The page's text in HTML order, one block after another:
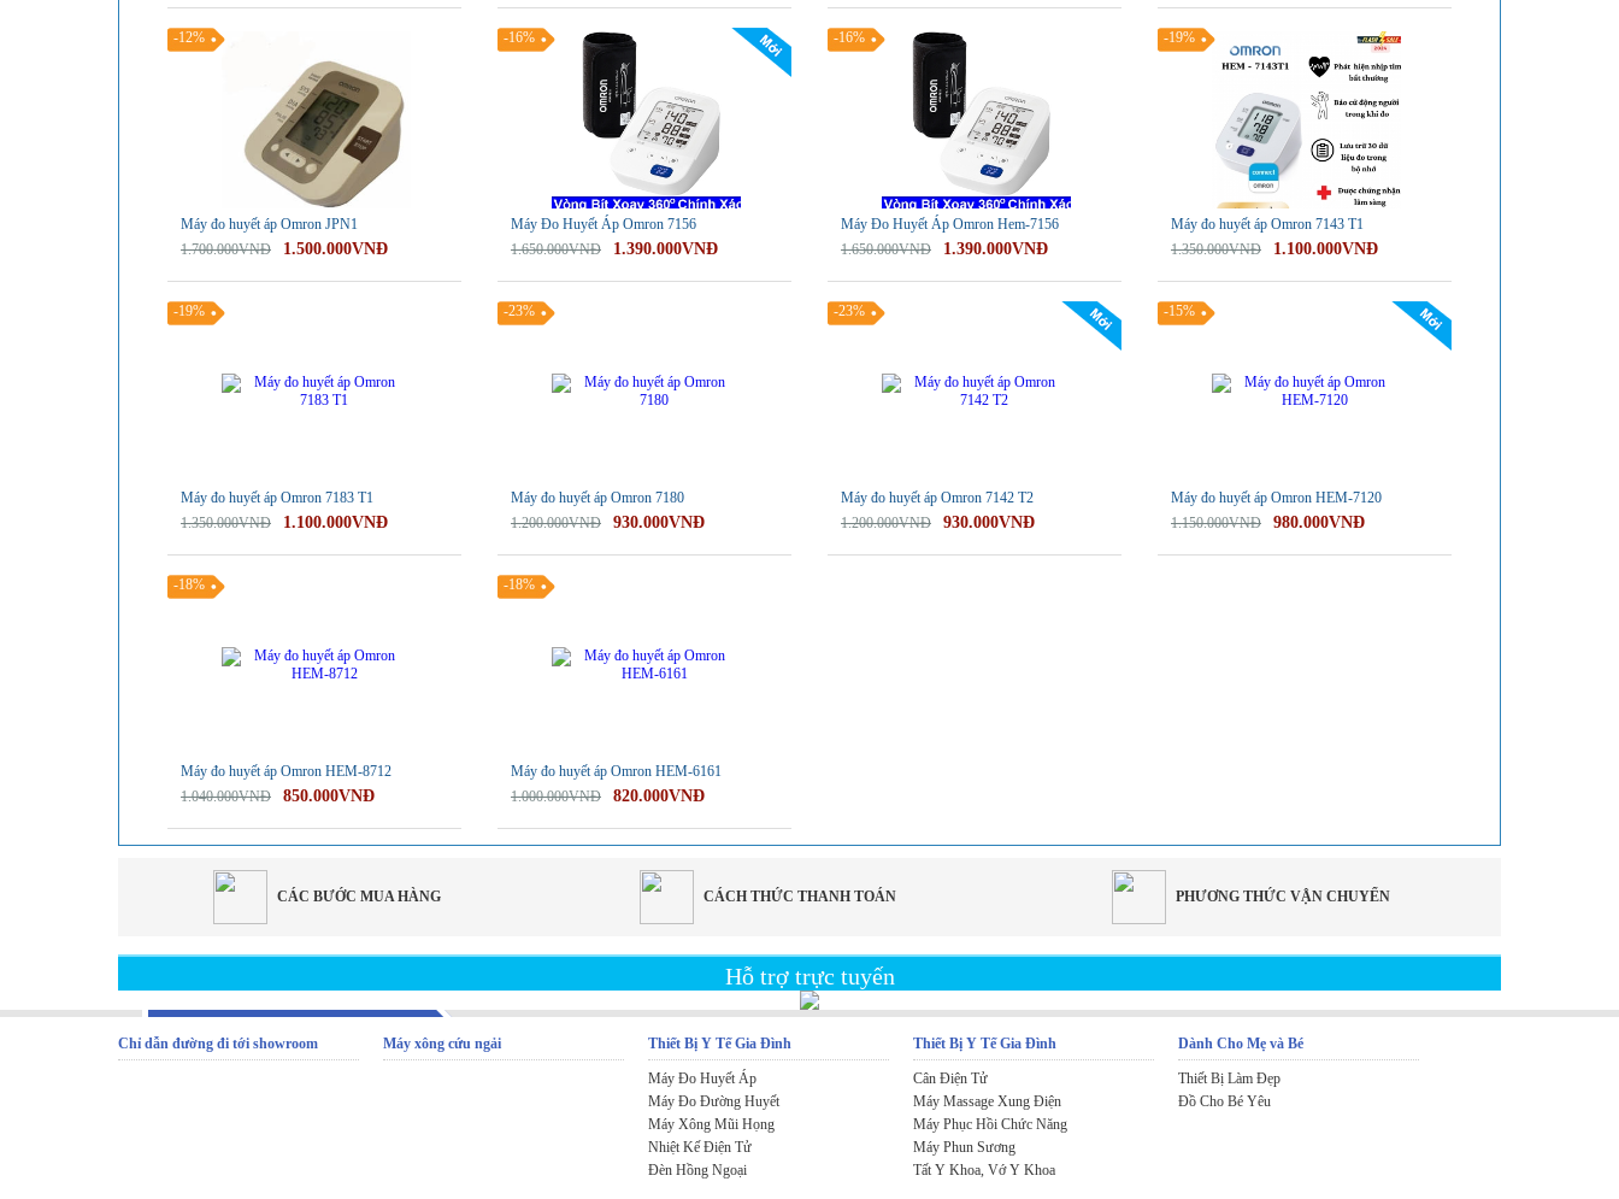
Máy đo huyết áp Omron JPN1
1.700.000VNĐ
1.500.000VNĐ
-12%
Máy Đo Huyết Áp Omron 7156
1.650.000VNĐ
1.390.000VNĐ
-16%
Máy Đo Huyết Áp Omron Hem-7156
1.650.000VNĐ
1.390.000VNĐ
-16%
Máy đo huyết áp Omron 7143 T1
1.350.000VNĐ
1.100.000VNĐ
-19%
Máy đo huyết áp Omron 7183 T1
1.350.000VNĐ
1.100.000VNĐ
-19%
Máy đo huyết áp Omron 7180
1.200.000VNĐ
930.000VNĐ
-23%
Máy đo huyết áp Omron 7142 T2
1.200.000VNĐ
930.000VNĐ
-23%
Máy đo huyết áp Omron HEM-7120
1.150.000VNĐ
980.000VNĐ
-15%
Máy đo huyết áp Omron HEM-8712
1.040.000VNĐ
850.000VNĐ
-18%
Máy đo huyết áp Omron HEM-6161
1.000.000VNĐ
820.000VNĐ
-18%
CÁC BƯỚC MUA HÀNG CÁCH THỨC THANH TOÁN PHƯƠNG THỨC VẬN CHUYỂN
Hỗ trợ trực tuyến
Chỉ dẫn đường đi tới showroom Máy xông cứu ngải Thiết Bị Y Tế Gia Đình
Máy Đo Huyết Áp
Máy Đo Đường Huyết
Máy Xông Mũi Họng
Nhiệt Kế Điện Tử
Đèn Hồng Ngoại
Thiết Bị Y Tế Gia Đình
Cân Điện Tử
Máy Massage Xung Điện
Máy Phục Hồi Chức Năng
Máy Phun Sương
Tất Y Khoa, Vớ Y Khoa
Dành Cho Mẹ và Bé
Thiết Bị Làm Đẹp
Đồ Cho Bé Yêu